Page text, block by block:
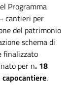
Programma
cantieri per
del patrimonio
schema di
finalizzato
per n. 18
.